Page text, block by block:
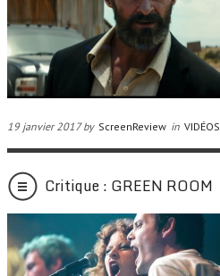
19 janvier 2017 by ScreenReview in VIDÉOS
Critique : GREEN ROOM